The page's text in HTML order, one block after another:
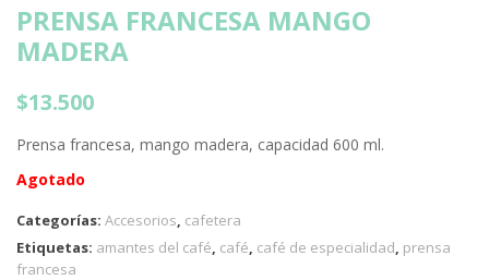
PRENSA FRANCESA MANGO
MADERA
$13.500
Prensa francesa, mango madera, capacidad 600 ml.
Agotado
Categorías: Accesorios cafetera
Etiquetas: amantes del café café café de especialidad prensa
francesa